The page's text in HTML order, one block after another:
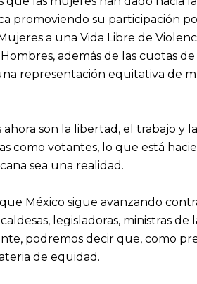
promoviendo su participación
a una Vida Libre de
además de las cuotas
representación equitativa de
ahora son la libertad, el trabajo y
como votantes, lo que está
sea una realidad.
México sigue avanzando
legisladoras, ministras
podremos decir que, como
de equidad.